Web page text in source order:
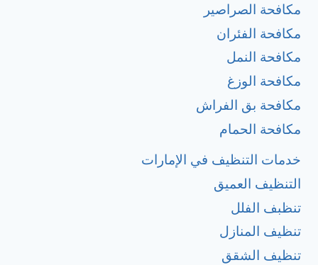
مكافحة الصراصير
مكافحة الفئران
مكافحة النمل
مكافحة الوزغ
مكافحة بق الفراش
مكافحة الحمام
خدمات التنظيف في الإمارات
التنظيف العميق
تنظبف الفلل
تنظيف المنازل
تنظيف الشقق